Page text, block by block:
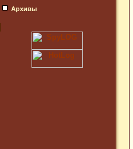
Архивы